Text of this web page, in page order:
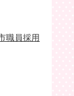
職員採用